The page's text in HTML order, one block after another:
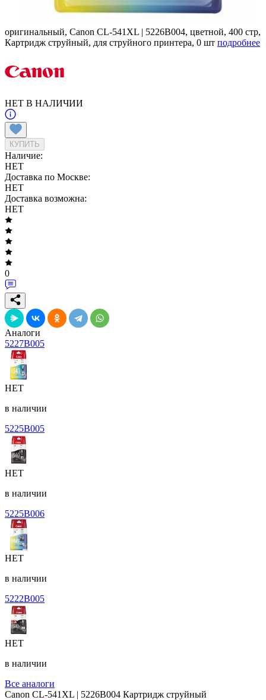
оригинальный, Canon CL-541XL | 5226B004, цветной, 400 стр,
Картридж струйный, для струйного принтера, 0 шт подробнее
НЕТ В НАЛИЧИИ
КУПИТЬ
Наличие:
НЕТ
Доставка по Москве:
НЕТ
Доставка возможна:
НЕТ
0
Аналоги
5227B005
НЕТ
в наличии
5225B005
НЕТ
в наличии
5225B006
НЕТ
в наличии
5222B005
НЕТ
в наличии
Все аналоги
Canon CL-541XL | 5226B004 Картридж струйный